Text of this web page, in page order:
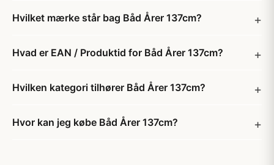
Hvilket mærke står bag Båd Årer 137cm?
Hvad er EAN / Produktid for Båd Årer 137cm?
Hvilken kategori tilhører Båd Årer 137cm?
Hvor kan jeg købe Båd Årer 137cm?